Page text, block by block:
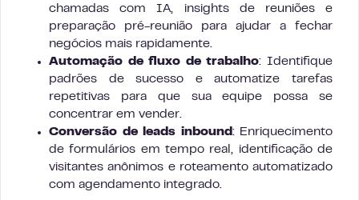
chamadas com IA, insights de reuniões e
preparação pré-reunião para ajudar a fechar
negócios mais rapidamente.
Automação de fluxo de trabalho: Identifique
padrões de sucesso e automatize tarefas
repetitivas para que sua equipe possa se
concentrar em vender.
Conversão de leads inbound : Enriquecimento
de formulários em tempo real, identificação de
visitantes anônimos e roteamento automatizado
com agendamento integrado.